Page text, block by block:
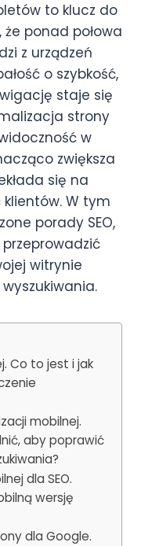
to klucz do
ponad połowa
z urządzeń
o szybkość,
staje się
strony
w
zwiększa
się na
klientów. W tym
porady SEO,
witrynie
Co to jest i jak
mobilnej.
aby poprawić
dla SEO.
wersję
dla Google.